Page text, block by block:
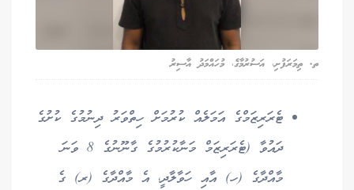
ތ. ތިމަރަފުށި، އަސުރުމާގެ، މުހައްމަދު އާސިރު
ޓެރަރިޒަމްގެ އަމަލެއް ކުރުމަށް ހިތްވަރު ދިނުމުގެ ކުށުގެ
ދައުވާ (ޓެރަރިޒަމް މަނާކުރުމުގެ ގާނޫނުގެ 8 ވަނަ
މާއްދާގެ (ހ) އާއި ހަވާލާދީ، އެ މާއްދާގެ (ރ) ގެ